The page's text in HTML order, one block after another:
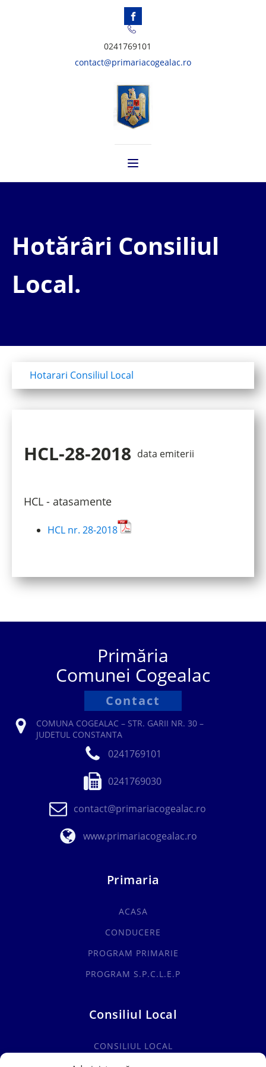
0241769101
contact@primariacogealac.ro
Hotărâri Consiliul
Local.
Hotarari Consiliul Local
HCL-28-2018 data emiterii
HCL - atasamente
HCL nr. 28-2018
Primăria
Comunei Cogealac
Contact
COMUNA COGEALAC – STR. GARII NR. 30 –
JUDETUL CONSTANTA
0241769101
0241769030
contact@primariacogealac.ro
www.primariacogealac.ro
Primaria
ACASA
CONDUCERE
PROGRAM PRIMARIE
PROGRAM S.P.C.L.E.P
Consiliul Local
CONSILIUL LOCAL